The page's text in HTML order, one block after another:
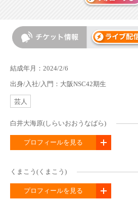
結成年月：2024/2/6
出身/入社/入門：大阪NSC42期生
芸人
白井大海原(しらいおおうなばら)
プロフィールを見る
くまこう(くまこう)
プロフィールを見る